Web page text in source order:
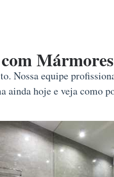
Nossa equipe
ainda hoje e veja como